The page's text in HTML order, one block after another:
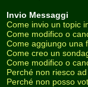
Invio Messaggi
Come invio un topic
Come modifico o
Come aggiungo una
Come creo un
Come modifico o
Perché non riesco
Perché non posso